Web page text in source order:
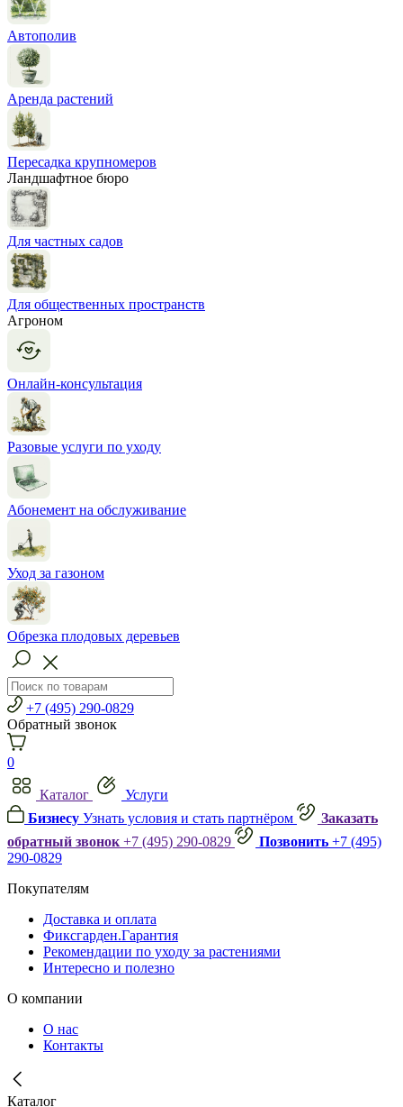
Автополив
Аренда растений
Пересадка крупномеров
Ландшафтное бюро
Для частных садов
Для общественных пространств
Агроном
Онлайн-консультация
Разовые услуги по уходу
Абонемент на обслуживание
Уход за газоном
Обрезка плодовых деревьев
+7 (495) 290-0829
Обратный звонок
0
Каталог
Услуги
Бизнесу Узнать условия и стать партнёром
Заказать
обратный звонок +7 (495) 290-0829 Позвонить +7 (495)
290-0829
Покупателям
Доставка и оплата
Фиксгарден.Гарантия
Рекомендации по уходу за растениями
Интересно и полезно
О компании
О нас
Контакты
Каталог